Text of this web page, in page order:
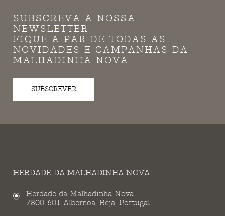
SUBSCREVA A NOSSA
NEWSLETTER
FIQUE A PAR DE TODAS AS
NOVIDADES E CAMPANHAS DA
MALHADINHA NOVA.
SUBSCREVER
HERDADE DA MALHADINHA NOVA
Herdade da Malhadinha Nova
7800-601 Albernoa, Beja, Portugal